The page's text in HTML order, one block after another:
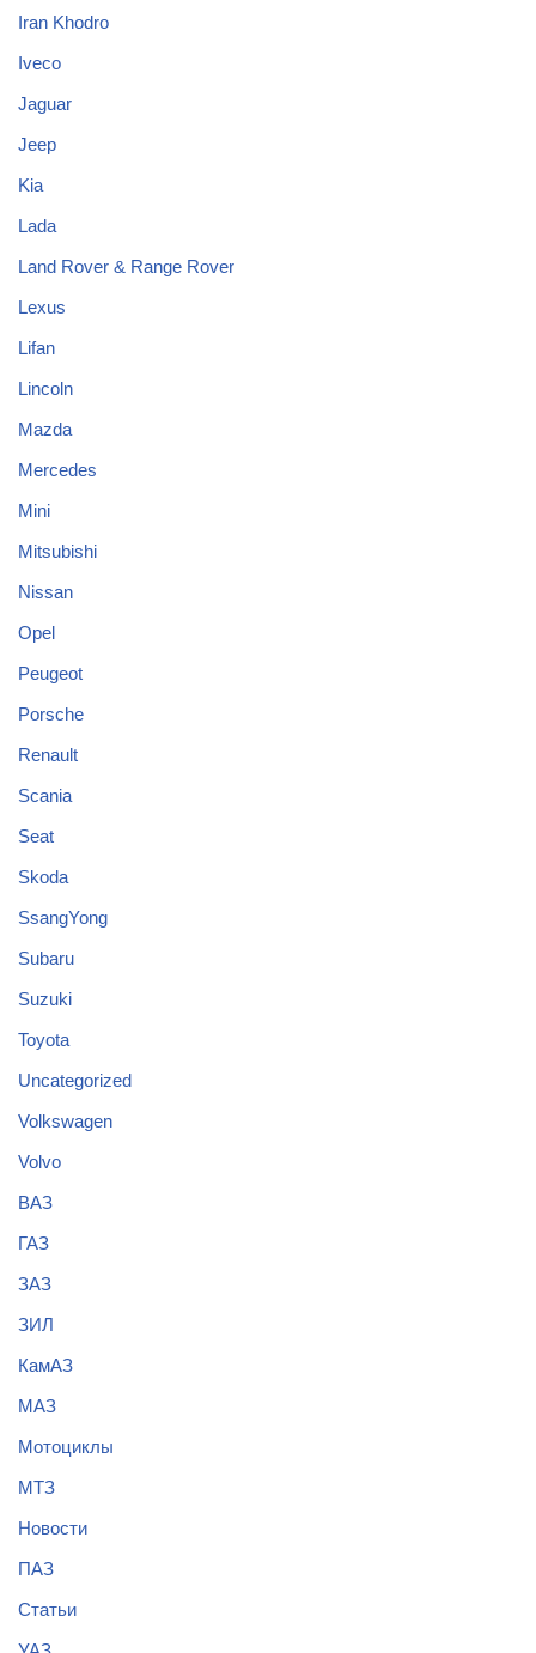
Iran Khodro
Iveco
Jaguar
Jeep
Kia
Lada
Land Rover & Range Rover
Lexus
Lifan
Lincoln
Mazda
Mercedes
Mini
Mitsubishi
Nissan
Opel
Peugeot
Porsche
Renault
Scania
Seat
Skoda
SsangYong
Subaru
Suzuki
Toyota
Uncategorized
Volkswagen
Volvo
ВАЗ
ГАЗ
ЗАЗ
ЗИЛ
КамАЗ
МАЗ
Мотоциклы
МТЗ
Новости
ПАЗ
Статьи